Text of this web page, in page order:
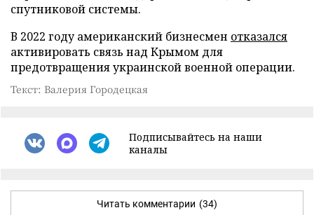
спутниковой системы.
В 2022 году американский бизнесмен отказался
активировать связь над Крымом для
предотвращения украинской военной операции.
Текст: Валерия Городецкая
Подписывайтесь на наши
каналы
Читать комментарии (34)